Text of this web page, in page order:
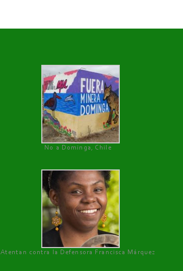
No a Dominga, Chile
Atentan contra la Defensora Francisca Márquez